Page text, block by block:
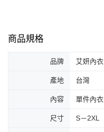
商品規格
品牌 艾妍內衣
產地 台灣
內容 單件內衣
尺寸 S－2XL